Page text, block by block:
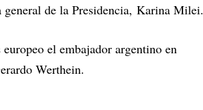
de la Presidencia, Karina Milei.
el embajador argentino en
Werthein.